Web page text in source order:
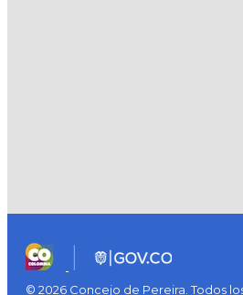
© 2026 Concejo de Pereira. Todos